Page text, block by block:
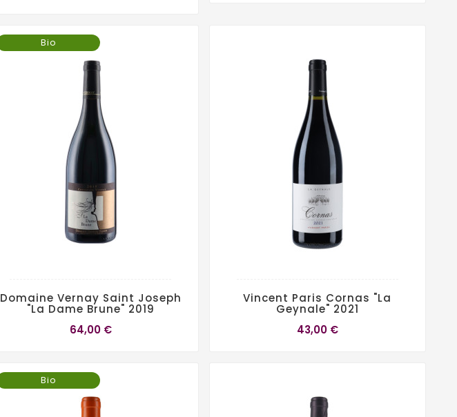
Bio
Domaine Vernay Saint Joseph
"La Dame Brune" 2019
64,00 €
Vincent Paris Cornas "La
Geynale" 2021
43,00 €
Bio